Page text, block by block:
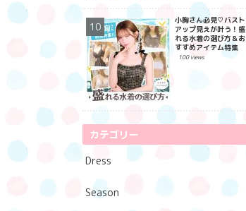
小胸さん必見♡バスト
アップ見えが叶う！盛
れる水着の選び方＆お
すすめアイテム特集
100 views
カテゴリー
Dress
Season